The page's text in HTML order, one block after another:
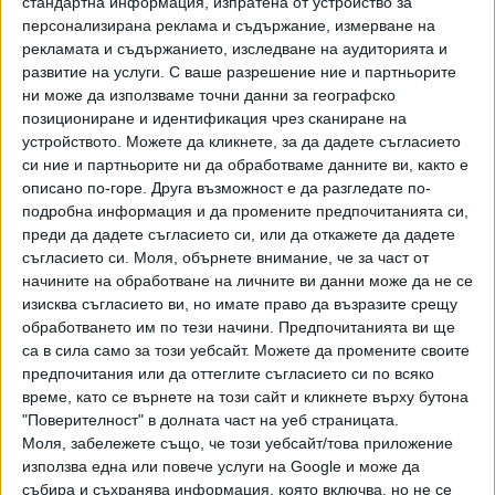
персонализирана реклама и съдържание, измерване на
рекламата и съдържанието, изследване на аудиторията и
развитие на услуги. С ваше разрешение ние и партньорите
ни може да използваме точни данни за географско
позициониране и идентификация чрез сканиране на
устройството. Можете да кликнете, за да дадете съгласието
си ние и партньорите ни да обработваме данните ви, както е
описано по-горе. Друга възможност е да разгледате по-
подробна информация и да промените предпочитанията си,
преди да дадете съгласието си, или да откажете да дадете
съгласието си. Моля, обърнете внимание, че за част от
начините на обработване на личните ви данни може да не се
изисква съгласието ви, но имате право да възразите срещу
обработването им по тези начини. Предпочитанията ви ще
са в сила само за този уебсайт. Можете да промените своите
предпочитания или да оттеглите съгласието си по всяко
време, като се върнете на този сайт и кликнете върху бутона
"Поверителност" в долната част на уеб страницата.
Моля, забележете също, че този уебсайт/това приложение
използва една или повече услуги на Google и може да
събира и съхранява информация, която включва, но не се
"В момента ракетните площадки в страната като вид,
брой и обем на действие са отпреди 30 години.
Последните 30 години не е изградена нито една нова
ракетна площадка. Сега за 6-7 месеца ние сме
проектирали 27 нови ракетни площадки. Предстои
общините да отчуждат терените, а общинските съвети
да вземат решения за изграждането им", обясни Тахов.
Обещанието за нови ракетни площадки Тахов даде
точно преди година, когато районът на Нова Загора
отново бе помлян от градушка. Тогава Тахов също бе
министър на земеделието. Не е ясно дали в близките
месеци ще се появят обещаните нови ракетни площадки
в незащитени от градушката в момента райони в
страната или това ще се случи чак догодина.
Обещаните 25 нови ракетни
площадки срещу градушка
остават за догодина
Сезонът на градушките дойде и
Министерството на земеделието